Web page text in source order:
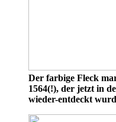
Der farbige Fleck
1564(!), der jetzt in
wieder-entdeckt